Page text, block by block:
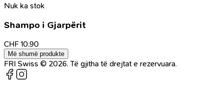
Nuk ka stok
Shampo i Gjarpërit
CHF 10.90
Më shumë produkte
FRI Swiss © 2026. Të gjitha të drejtat e rezervuara.